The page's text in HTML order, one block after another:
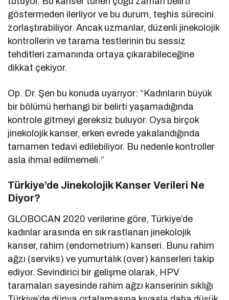
göstermeden ilerliyor ve bu durum, teşhis sürecini
zorlaştırabiliyor. Ancak uzmanlar, düzenli jinekolojik
kontrollerin ve tarama testlerinin bu sessiz
tehditleri zamanında ortaya çıkarabileceğine
dikkat çekiyor.
Op. Dr. Şen bu konuda uyarıyor: “Kadınların büyük
bir bölümü herhangi bir belirti yaşamadığında
kontrole gitmeyi gereksiz buluyor. Oysa birçok
jinekolojik kanser, erken evrede yakalandığında
tamamen tedavi edilebiliyor. Bu nedenle kontroller
asla ihmal edilmemeli.”
Türkiye’de Jinekolojik Kanser Verileri Ne
Diyor?
GLOBOCAN 2020 verilerine göre, Türkiye’de
kadınlar arasında en sık rastlanan jinekolojik
kanser, rahim (endometrium) kanseri. Bunu rahim
ağzı (serviks) ve yumurtalık (over) kanserleri takip
ediyor. Sevindirici bir gelişme olarak, HPV
taramaları sayesinde rahim ağzı kanserinin sıklığı